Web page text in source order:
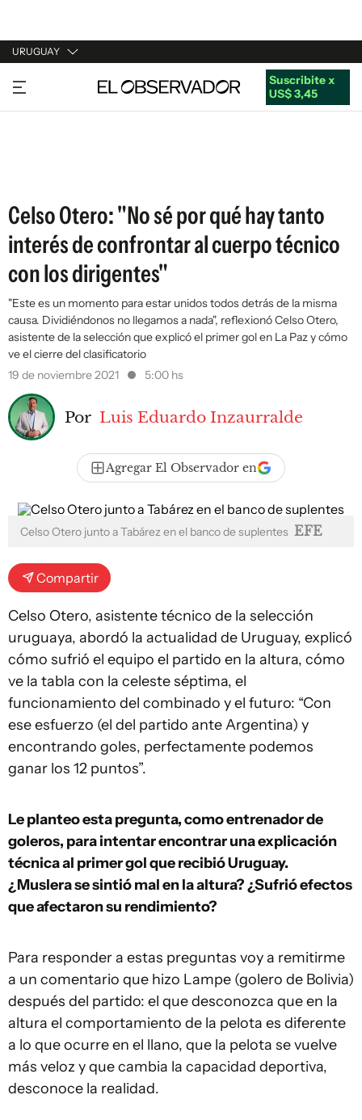
URUGUAY
URUGUAY
ARGENTINA
Suscribite x
US$ 3,45
Celso Otero: "No sé por qué hay tanto
interés de confrontar al cuerpo técnico
con los dirigentes"
"Este es un momento para estar unidos todos detrás de la misma
causa. Dividiéndonos no llegamos a nada", reflexionó Celso Otero,
asistente de la selección que explicó el primer gol en La Paz y cómo
ve el cierre del clasificatorio
19 de noviembre 2021
5:00 hs
Por Luis Eduardo Inzaurralde
Agregar El Observador en
Celso Otero junto a Tabárez en el banco de suplentes EFE
Compartir
Celso Otero, asistente técnico de la selección
uruguaya, abordó la actualidad de Uruguay, explicó
cómo sufrió el equipo el partido en la altura, cómo
ve la tabla con la celeste séptima, el
funcionamiento del combinado y el futuro: “Con
ese esfuerzo (el del partido ante Argentina) y
encontrando goles, perfectamente podemos
ganar los 12 puntos”.
Le planteo esta pregunta, como entrenador de
goleros, para intentar encontrar una explicación
técnica al primer gol que recibió Uruguay.
¿Muslera se sintió mal en la altura? ¿Sufrió efectos
que afectaron su rendimiento?
Para responder a estas preguntas voy a remitirme
a un comentario que hizo Lampe (golero de Bolivia)
después del partido: el que desconozca que en la
altura el comportamiento de la pelota es diferente
a lo que ocurre en el llano, que la pelota se vuelve
más veloz y que cambia la capacidad deportiva,
desconoce la realidad.